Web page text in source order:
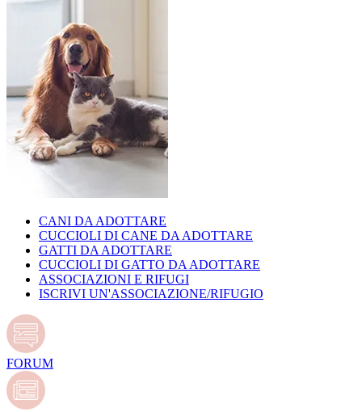
CANI DA ADOTTARE
CUCCIOLI DI CANE DA ADOTTARE
GATTI DA ADOTTARE
CUCCIOLI DI GATTO DA ADOTTARE
ASSOCIAZIONI E RIFUGI
ISCRIVI UN'ASSOCIAZIONE/RIFUGIO
FORUM